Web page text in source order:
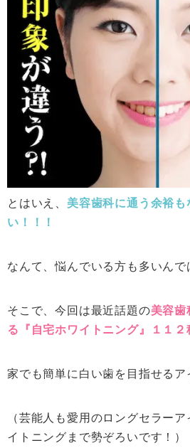
とはいえ、 美容歯科に通う余裕
い！！！
なんて、悩んでいる方も多いんで
そこで、今回は最近話題の美容歯
る『自宅ホワイトニング』１１２
家でも簡単に白い歯を目指せるア
（芸能人も愛用のロングセラー
イトニングまで勢ぞろいです！）